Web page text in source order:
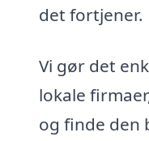
det fortjener.
Vi gør det
lokale
og finde den